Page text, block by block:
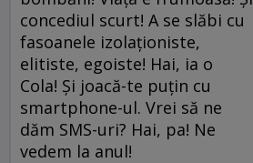
concediul scurt! A se slăbi cu
fasoanele izolaţioniste,
elitiste, egoiste! Hai, ia o
Cola! Şi joacă-te puţin cu
smartphone-ul. Vrei să ne
dăm SMS-uri? Hai, pa! Ne
vedem la anul!